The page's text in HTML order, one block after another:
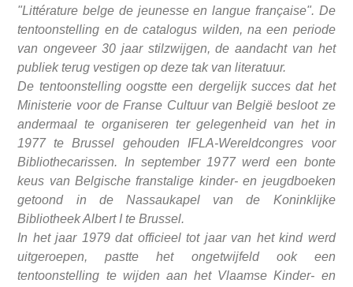
"Littérature belge de jeunesse en langue française". De
tentoonstelling en de catalogus wilden, na een periode
van ongeveer 30 jaar stilzwijgen, de aandacht van het
publiek terug vestigen op deze tak van literatuur.
De tentoonstelling oogstte een dergelijk succes dat het
Ministerie voor de Franse Cultuur van België besloot ze
andermaal te organiseren ter gelegenheid van het in
1977 te Brussel gehouden IFLA-Wereldcongres voor
Bibliothecarissen. In september 1977 werd een bonte
keus van Belgische franstalige kinder- en jeugdboeken
getoond in de Nassaukapel van de Koninklijke
Bibliotheek Albert I te Brussel.
In het jaar 1979 dat officieel tot jaar van het kind werd
uitgeroepen, pastte het ongetwijfeld ook een
tentoonstelling te wijden aan het Vlaamse Kinder- en